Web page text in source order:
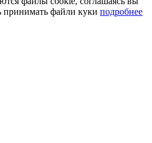
принимать файли куки подробнее